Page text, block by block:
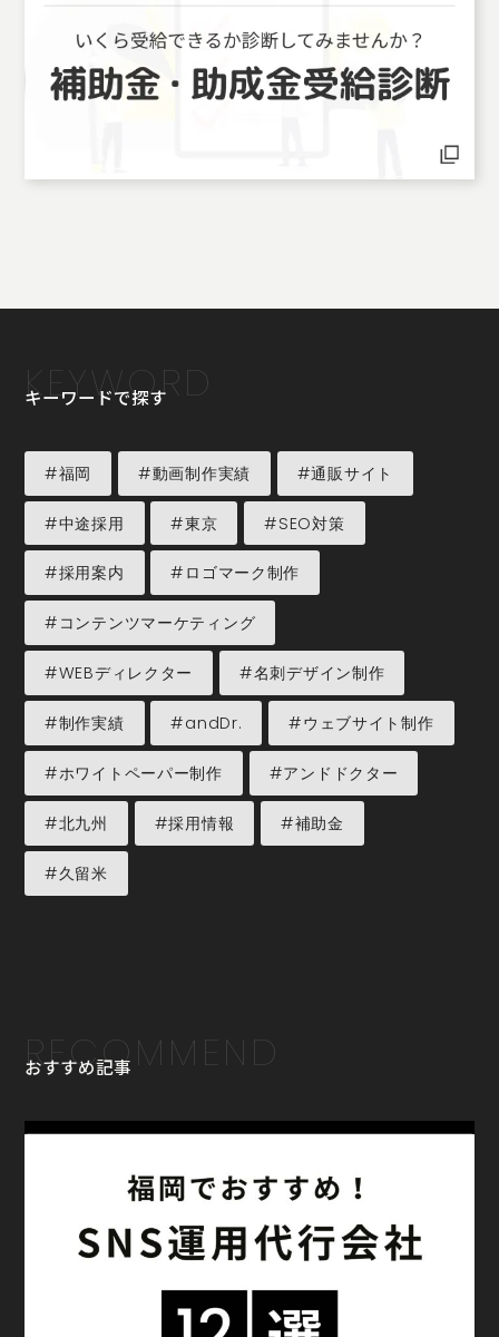
KEYWORD
キーワードで探す
#福岡 #動画制作実績 #通販サイト
#中途採用 #東京 #SEO対策
#採用案内 #ロゴマーク制作
#コンテンツマーケティング
#WEBディレクター #名刺デザイン制作
#制作実績 #andDr. #ウェブサイト制作
#ホワイトペーパー制作 #アンドドクター
#北九州 #採用情報 #補助金
#久留米
RECOMMEND
おすすめ記事